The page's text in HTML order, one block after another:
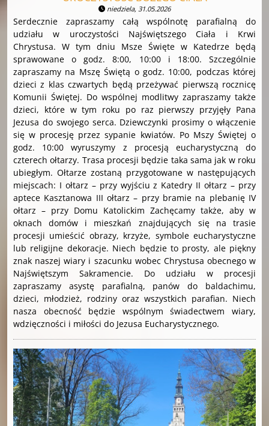
niedziela, 31.05.2026
Serdecznie zapraszamy całą wspólnotę parafialną do
udziału w uroczystości Najświętszego Ciała i Krwi
Chrystusa. W tym dniu Msze Święte w Katedrze będą
sprawowane o godz. 8:00, 10:00 i 18:00. Szczególnie
zapraszamy na Mszę Świętą o godz. 10:00, podczas której
dzieci z klas czwartych będą przeżywać pierwszą rocznicę
Komunii Świętej. Do wspólnej modlitwy zapraszamy także
dzieci, które w tym roku po raz pierwszy przyjęły Pana
Jezusa do swojego serca. Dziewczynki prosimy o włączenie
się w procesję przez sypanie kwiatów. Po Mszy Świętej o
godz. 10:00 wyruszymy z procesją eucharystyczną do
czterech ołtarzy. Trasa procesji będzie taka sama jak w roku
ubiegłym. Ołtarze zostaną przygotowane w następujących
miejscach: I ołtarz – przy wyjściu z Katedry II ołtarz – przy
aptece Kasztanowa III ołtarz – przy bramie na plebanię IV
ołtarz – przy Domu Katolickim Zachęcamy także, aby w
oknach domów i mieszkań znajdujących się na trasie
procesji umieścić obrazy, krzyże, symbole eucharystyczne
lub religijne dekoracje. Niech będzie to prosty, ale piękny
znak naszej wiary i szacunku wobec Chrystusa obecnego w
Najświętszym Sakramencie. Do udziału w procesji
zapraszamy asystę parafialną, panów do baldachimu,
dzieci, młodzież, rodziny oraz wszystkich parafian. Niech
nasza obecność będzie wspólnym świadectwem wiary,
wdzięczności i miłości do Jezusa Eucharystycznego.